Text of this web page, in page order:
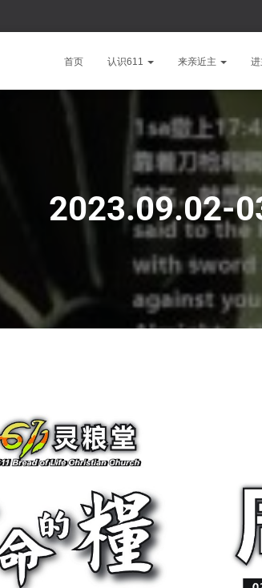
首页 认识611 来亲近主 进
2023.09.02-